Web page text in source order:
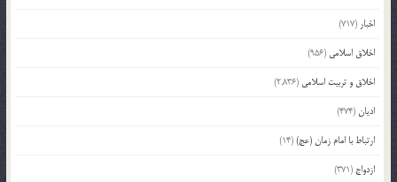
اخبار (717)
اخلاق اسلامی (956)
اخلاق و تربیت اسلامی (2,836)
ادیان(474)
ارتباط با امام زمان (عج)(14)
ازدواج (371)